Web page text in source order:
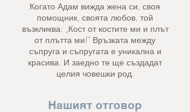
Когато Адам вижда жена си, своя
помощник, своята любов, той
възкликва: „Кост от костите ми и плът
от плътта ми!” Връзката между
съпруга и съпругата е уникална и
красива. И заедно те ще създадат
целия човешки род.
Нашият отговор